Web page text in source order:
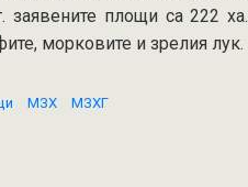
заявените площи са 222 ха.
морковите и зрелия лук.
МЗХ МЗХГ